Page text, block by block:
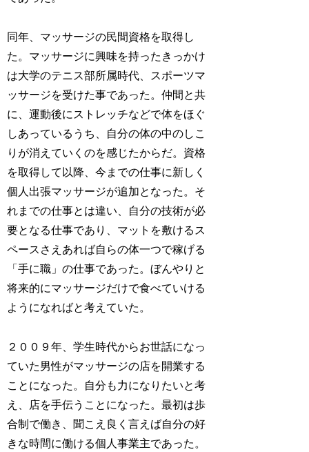
同年、マッサージの民間資格を取得し
た。マッサージに興味を持ったきっかけ
は大学のテニス部所属時代、スポーツマ
ッサージを受けた事であった。仲間と共
に、運動後にストレッチなどで体をほぐ
しあっているうち、自分の体の中のしこ
りが消えていくのを感じたからだ。資格
を取得して以降、今までの仕事に新しく
個人出張マッサージが追加となった。そ
れまでの仕事とは違い、自分の技術が必
要となる仕事であり、マットを敷けるス
ペースさえあれば自らの体一つで稼げる
「手に職」の仕事であった。ぼんやりと
将来的にマッサージだけで食べていける
ようになればと考えていた。
２００９年、学生時代からお世話になっ
ていた男性がマッサージの店を開業する
ことになった。自分も力になりたいと考
え、店を手伝うことになった。最初は歩
合制で働き、聞こえ良く言えば自分の好
きな時間に働ける個人事業主であった。